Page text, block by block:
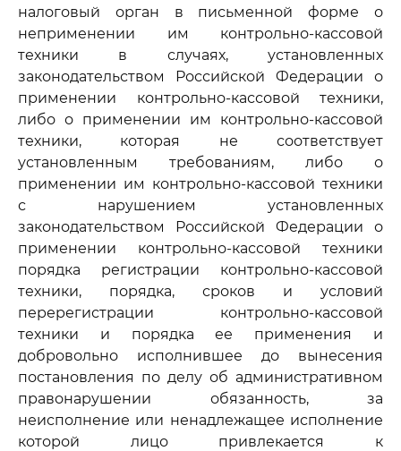
налоговый орган в письменной форме о
неприменении им контрольно-кассовой
техники в случаях, установленных
законодательством Российской Федерации о
применении контрольно-кассовой техники,
либо о применении им контрольно-кассовой
техники, которая не соответствует
установленным требованиям, либо о
применении им контрольно-кассовой техники
с нарушением установленных
законодательством Российской Федерации о
применении контрольно-кассовой техники
порядка регистрации контрольно-кассовой
техники, порядка, сроков и условий
перерегистрации контрольно-кассовой
техники и порядка ее применения и
добровольно исполнившее до вынесения
постановления по делу об административном
правонарушении обязанность, за
неисполнение или ненадлежащее исполнение
которой лицо привлекается к